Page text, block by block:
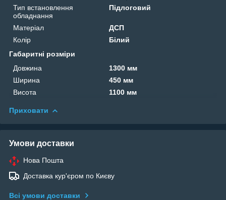
Тип встановлення
обладнання
Підлоговий
Матеріал
ДСП
Колір
Білий
Габаритні розміри
Довжина
1300 мм
Ширина
450 мм
Висота
1100 мм
Приховати
Умови доставки
Нова Пошта
Доставка кур'єром по Києву
Всі умови доставки